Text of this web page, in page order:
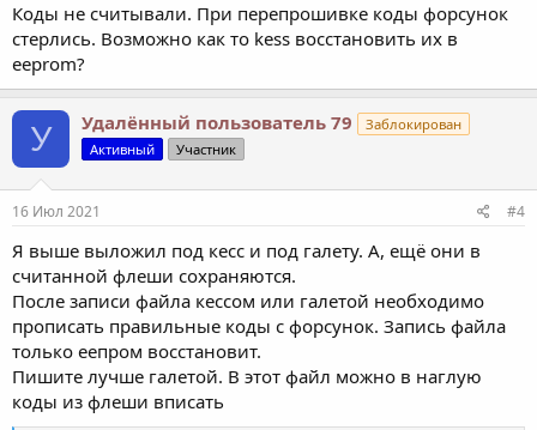
Коды не считывали. При перепрошивке коды форсунок
стерлись. Возможно как то kess восстановить их в
eeprom?
У Удалённый пользователь 79
Заблокирован
Активный
Участник
16 Июл 2021 #4
Я выше выложил под кесс и под галету. А, ещё они в
считанной флеши сохраняются.
После записи файла кессом или галетой необходимо
прописать правильные коды с форсунок. Запись файла
только еепром восстановит.
Пишите лучше галетой. В этот файл можно в наглую
коды из флеши вписать